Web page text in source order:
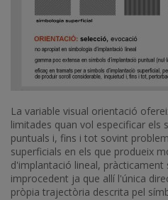
La variable visual orientació
limitades quan vol especificar els
puntuals i, fins i tot sovint
superficials en els que produeix
d'implantació lineal,
improcedent ja que allí l'única
pròpia trajectòria descrita pel